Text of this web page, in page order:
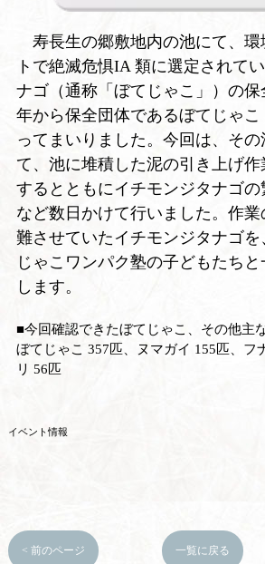
寿⾧生の郷敷地内の池にて、環
トで絶滅危惧IA 類に選定されて
ナゴ（通称「ぼてじゃこ」）の保
年から保全団体であるぼてじゃ
ってまいりました。今回は、その
て、池に堆積した泥の引き上げ
するとともにイチモンジタナゴ
など数日かけて行いました。作
難させていたイチモンジタナゴを
じゃこワンパク塾の子どもたち
します。
■今回確認できたぼてじゃこ、その他主
ぼてじゃこ 357匹、ヌマガイ 155匹、フ
リ 56匹
イベント情報
< 前のページ 一覧に戻る